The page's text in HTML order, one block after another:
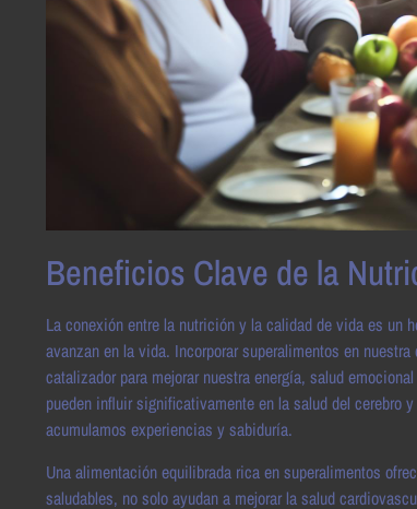
Beneficios Clave de la
La conexión entre la nutrición y la calidad de vida es un
avanzan en la vida. Incorporar superalimentos en
catalizador para mejorar nuestra energía, salud
pueden influir significativamente en la salud del cerebro
acumulamos experiencias y sabiduría.
Una alimentación equilibrada rica en superalimentos
saludables, no solo ayudan a mejorar la salud